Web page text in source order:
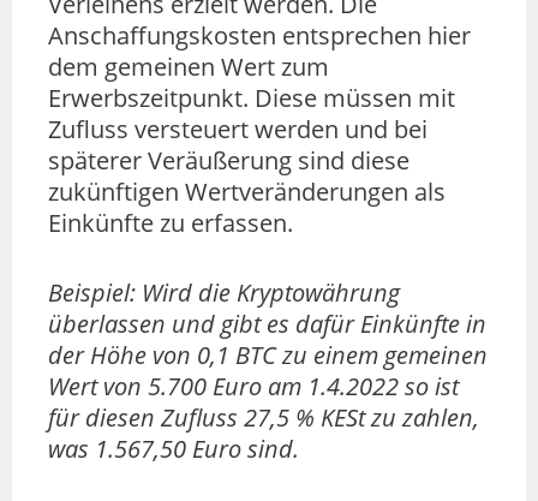
Anschaffungskosten entsprechen hier
dem gemeinen Wert zum
Erwerbszeitpunkt. Diese müssen mit
Zufluss versteuert werden und bei
späterer Veräußerung sind diese
zukünftigen Wertveränderungen als
Einkünfte zu erfassen.
Beispiel: Wird die Kryptowährung
überlassen und gibt es dafür Einkünfte in
der Höhe von 0,1 BTC zu einem gemeinen
Wert von 5.700 Euro am 1.4.2022 so ist
für diesen Zufluss 27,5 % KESt zu zahlen,
was 1.567,50 Euro sind.